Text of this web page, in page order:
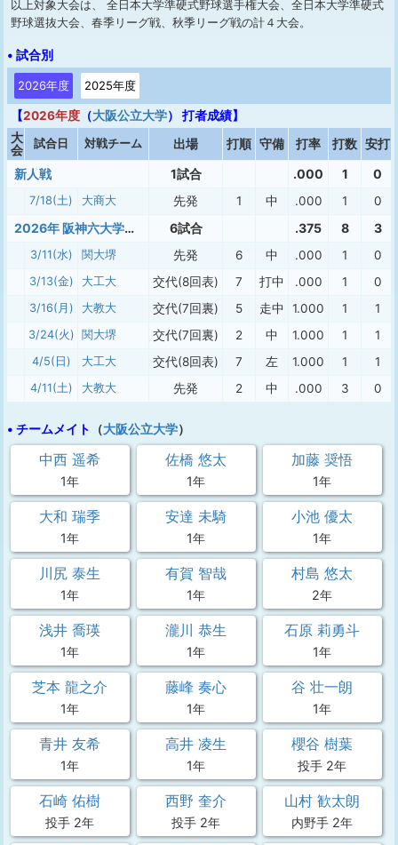
以上対象大会は、 全日本大学準硬式野球選手権大会、全日本大学準硬式
野球選抜大会、春季リーグ戦、秋季リーグ戦の計４大会。
• 試合別
2026年度 2025年度
【2026年度 （大阪公立大学） 打者成績】
大
会
試合日 対戦チーム 出場 打順 守備 打率 打数 安打
新人戦 1試合 .000 1 0
7/18(土) 大商大 先発 1 中 .000 1 0
2026年 阪神六大学準硬式 春季 6試合 .375 8 3
3/11(水) 関大堺 先発 6 中 .000 1 0
3/13(金) 大工大 交代(8回表) 7 打中 .000 1 0
3/16(月) 大教大 交代(7回裏) 5 走中 1.000 1 1
3/24(火) 関大堺 交代(7回裏) 2 中 1.000 1 1
4/5(日) 大工大 交代(8回表) 7 左 1.000 1 1
4/11(土) 大教大 先発 2 中 .000 3 0
• チームメイト （大阪公立大学）
中西 遥希
1年
佐橋 悠太
1年
加藤 奨悟
1年
大和 瑞季
1年
安達 未騎
1年
小池 優太
1年
川尻 泰生
1年
有賀 智哉
1年
村島 悠太
2年
浅井 喬瑛
1年
瀧川 恭生
1年
石原 莉勇斗
1年
芝本 龍之介
1年
藤峰 奏心
1年
谷 壮一朗
1年
青井 友希
1年
高井 凌生
1年
櫻谷 樹葉
投手 2年
石崎 佑樹
投手 2年
西野 奎介
投手 2年
山村 歓太朗
内野手 2年